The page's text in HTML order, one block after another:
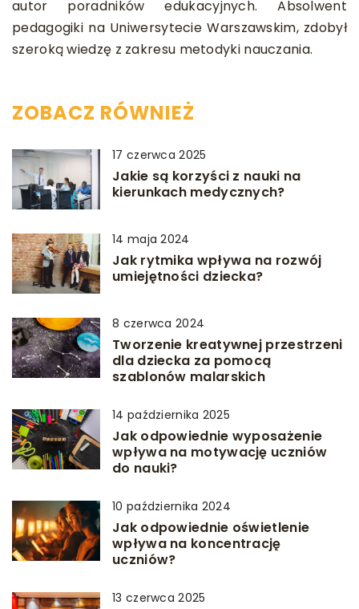
autor poradników edukacyjnych. Absolwent
pedagogiki na Uniwersytecie Warszawskim, zdobył
szeroką wiedzę z zakresu metodyki nauczania.
ZOBACZ RÓWNIEŻ
17 czerwca 2025
Jakie są korzyści z nauki na
kierunkach medycznych?
14 maja 2024
Jak rytmika wpływa na rozwój
umiejętności dziecka?
8 czerwca 2024
Tworzenie kreatywnej przestrzeni
dla dziecka za pomocą
szablonów malarskich
14 października 2025
Jak odpowiednie wyposażenie
wpływa na motywację uczniów
do nauki?
10 października 2024
Jak odpowiednie oświetlenie
wpływa na koncentrację
uczniów?
13 czerwca 2025